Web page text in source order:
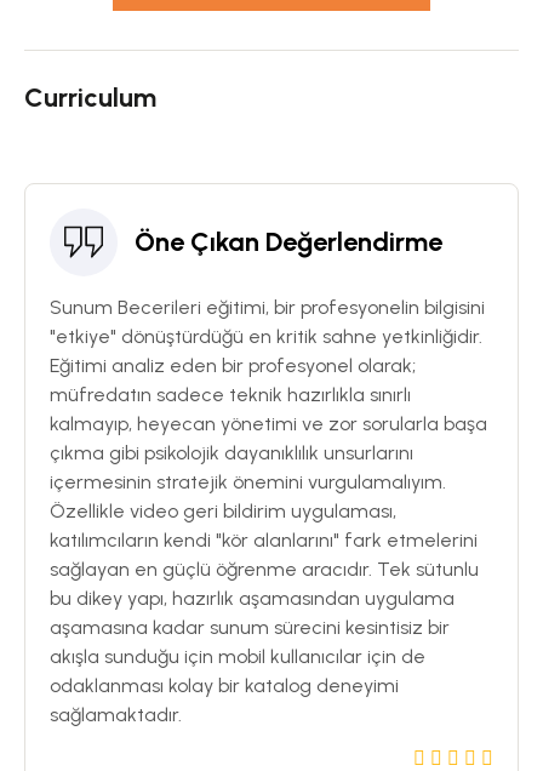
Curriculum
Öne Çıkan Değerlendirme
Sunum Becerileri eğitimi, bir profesyonelin bilgisini
"etkiye" dönüştürdüğü en kritik sahne yetkinliğidir.
Eğitimi analiz eden bir profesyonel olarak;
müfredatın sadece teknik hazırlıkla sınırlı
kalmayıp, heyecan yönetimi ve zor sorularla başa
çıkma gibi psikolojik dayanıklılık unsurlarını
içermesinin stratejik önemini vurgulamalıyım.
Özellikle video geri bildirim uygulaması,
katılımcıların kendi "kör alanlarını" fark etmelerini
sağlayan en güçlü öğrenme aracıdır. Tek sütunlu
bu dikey yapı, hazırlık aşamasından uygulama
aşamasına kadar sunum sürecini kesintisiz bir
akışla sunduğu için mobil kullanıcılar için de
odaklanması kolay bir katalog deneyimi
sağlamaktadır.